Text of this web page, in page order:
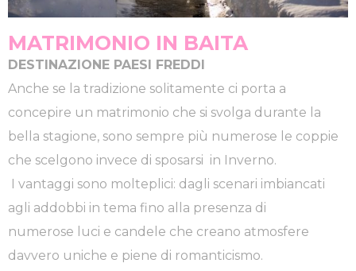
MATRIMONIO IN BAITA
DESTINAZIONE PAESI FREDDI
Anche se la tradizione solitamente ci porta a
concepire un matrimonio che si svolga durante la
bella stagione, sono sempre più numerose le coppie
che scelgono invece di sposarsi in Inverno.
I vantaggi sono molteplici: dagli scenari imbiancati
agli addobbi in tema fino alla presenza di
numerose luci e candele che creano atmosfere
davvero uniche e piene di romanticismo.